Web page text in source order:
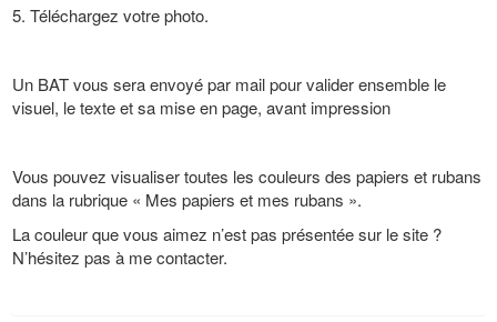
5. Téléchargez votre photo.
Un BAT vous sera envoyé par mail pour valider ensemble le
visuel, le texte et sa mise en page, avant impression
Vous pouvez visualiser toutes les couleurs des papiers et rubans
dans la rubrique « Mes papiers et mes rubans ».
La couleur que vous aimez n’est pas présentée sur le site ?
N’hésitez pas à me contacter.